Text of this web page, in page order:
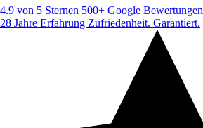
4.9 von 5 Sternen 500+ Google Bewertungen
28 Jahre Erfahrung Zufriedenheit. Garantiert.